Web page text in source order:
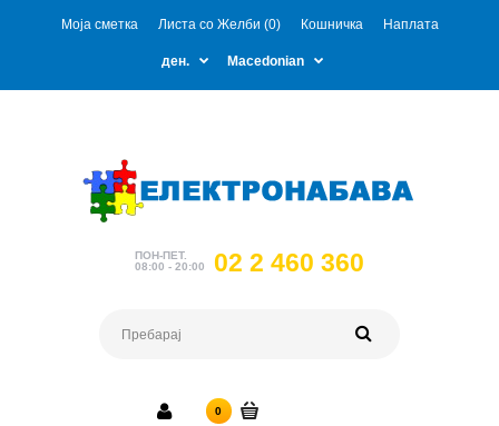
Моја сметка Листа со Желби (0) Кошничка Наплата
ден. Macedonian
ПОН-ПЕТ.
08:00 - 20:00
02 2 460 360
0